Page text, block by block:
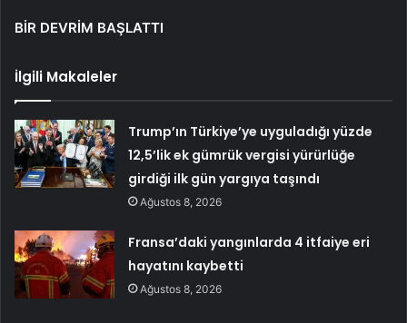
BİR DEVRİM BAŞLATTI
İlgili Makaleler
Trump’ın Türkiye’ye uyguladığı yüzde
12,5’lik ek gümrük vergisi yürürlüğe
girdiği ilk gün yargıya taşındı
Ağustos 8, 2026
Fransa’daki yangınlarda 4 itfaiye eri
hayatını kaybetti
Ağustos 8, 2026